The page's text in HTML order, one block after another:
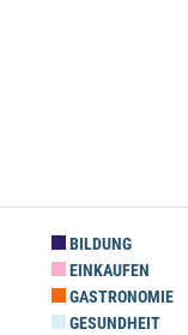
BILDUNG
EINKAUFEN
GASTRONOMIE
GESUNDHEIT